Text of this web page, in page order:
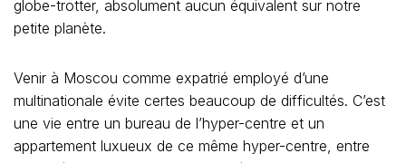
globe-trotter, absolument aucun équivalent sur notre
petite planète.
Venir à Moscou comme expatrié employé d’une
multinationale évite certes beaucoup de difficultés. C’est
une vie entre un bureau de l’hyper-centre et un
appartement luxueux de ce même hyper-centre, entre